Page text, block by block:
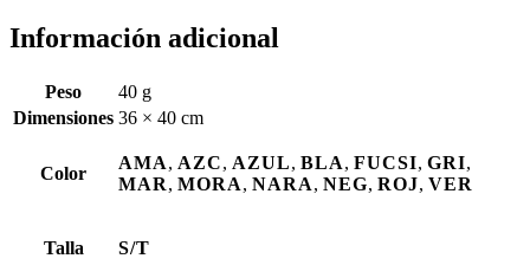
Información adicional
Peso
40 g
Dimensiones 36 × 40 cm
Color
AMA, AZC, AZUL, BLA, FUCSI, GRI,
MAR, MORA, NARA, NEG, ROJ, VER
Talla S/T